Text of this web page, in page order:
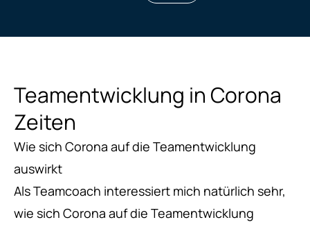
Teamentwicklung in Corona
Zeiten
Wie sich Corona auf die Teamentwicklung
auswirkt
AlsTeamcoach interessiert mich natürlich sehr,
wie sich Corona auf die Teamentwicklung